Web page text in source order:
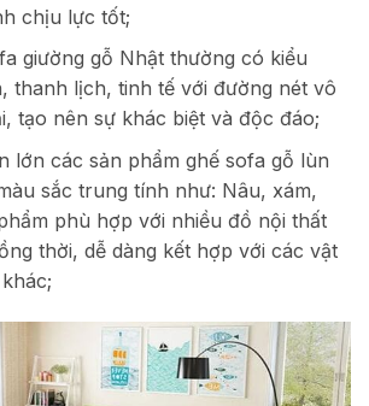
chịu lực tốt;
giường gỗ Nhật thường có kiểu
thanh lịch, tinh tế với đường nét vô
tạo nên sự khác biệt và độc đáo;
lớn các sản phẩm ghế sofa gỗ lùn
sắc trung tính như: Nâu, xám,
phù hợp với nhiều đồ nội thất
thời, dễ dàng kết hợp với các vật